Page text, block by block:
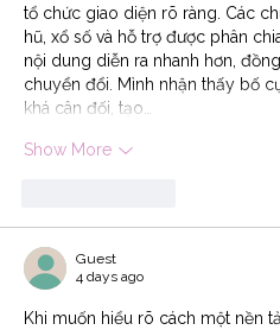
tổ chức giao diện rõ ràng. Các
hũ, xổ số và hỗ trợ được phân
nội dung diễn ra nhanh hơn,
chuyển đổi. Mình nhận thấy bố
khá cân đối, tạo…
Show More
Guest
4 days ago
Khi muốn hiểu rõ cách một nền